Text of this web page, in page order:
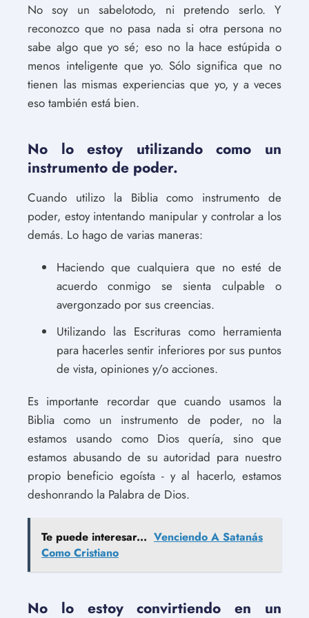
No soy un sabelotodo, ni pretendo serlo. Y
reconozco que no pasa nada si otra persona no
sabe algo que yo sé; eso no la hace estúpida o
menos inteligente que yo. Sólo significa que no
tienen las mismas experiencias que yo, y a veces
eso también está bien.
No lo estoy utilizando como un
instrumento de poder.
Cuando utilizo la Biblia como instrumento de
poder, estoy intentando manipular y controlar a los
demás. Lo hago de varias maneras:
Haciendo que cualquiera que no esté de
acuerdo conmigo se sienta culpable o
avergonzado por sus creencias.
Utilizando las Escrituras como herramienta
para hacerles sentir inferiores por sus puntos
de vista, opiniones y/o acciones.
Es importante recordar que cuando usamos la
Biblia como un instrumento de poder, no la
estamos usando como Dios quería, sino que
estamos abusando de su autoridad para nuestro
propio beneficio egoísta - y al hacerlo, estamos
deshonrando la Palabra de Dios.
Te puede interesar... Venciendo A Satanás
Como Cristiano
No lo estoy convirtiendo en un